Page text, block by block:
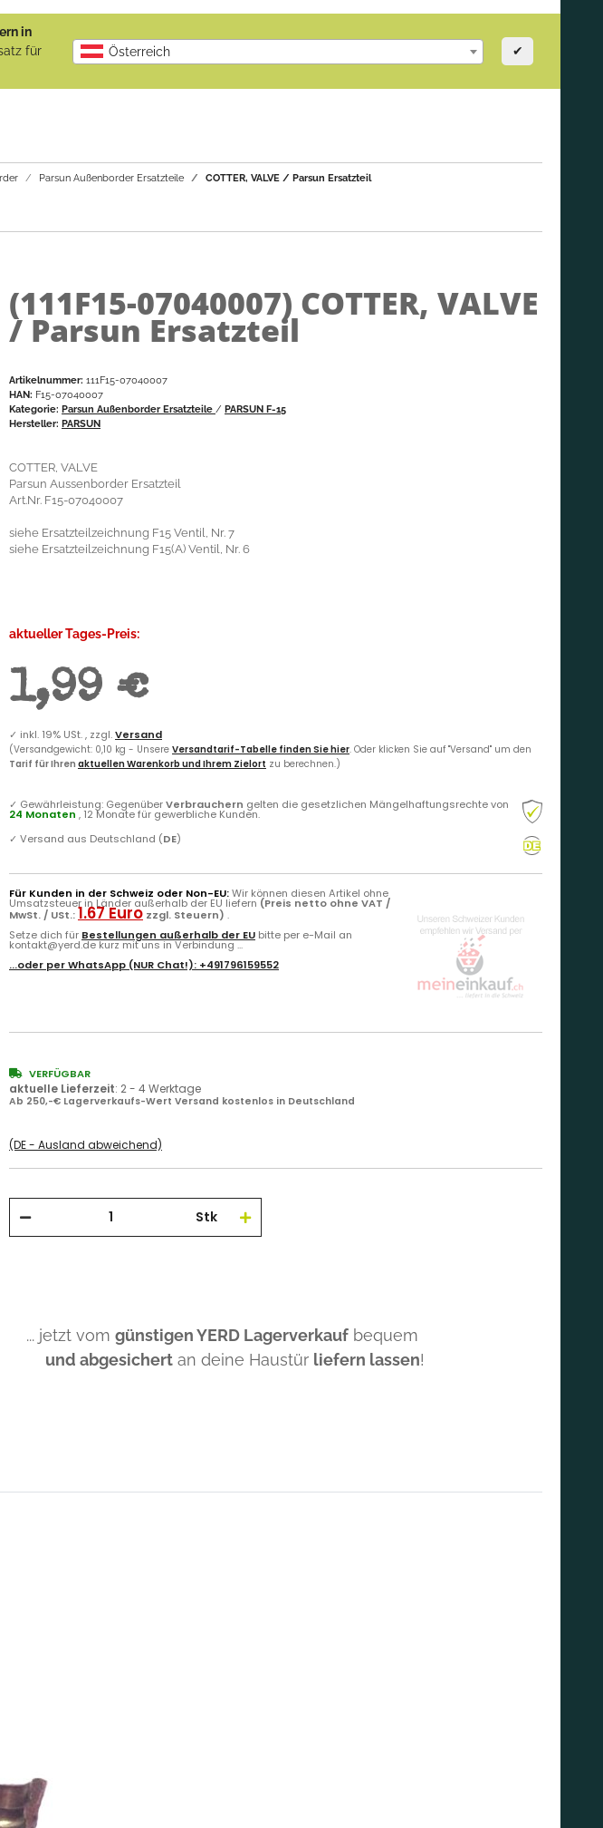
in
für
Österreich ✔
Parsun Außenborder Ersatzteile COTTER, VALVE / Parsun Ersatzteil
(111F15-07040007) COTTER, VALVE
/ Parsun Ersatzteil
Artikelnummer: 111F15-07040007
HAN: F15-07040007
Kategorie: Parsun Außenborder Ersatzteile / PARSUN F-15
Hersteller: PARSUN
COTTER, VALVE
Parsun Aussenborder Ersatzteil
Art.Nr. F15-07040007
siehe Ersatzteilzeichnung F15 Ventil, Nr. 7
siehe Ersatzteilzeichnung F15(A) Ventil, Nr. 6
aktueller Tages-Preis:
1,99 €
✓ inkl. 19% USt. , zzgl.Versand
(Versandgewicht: 0,10 kg - Unsere Versandtarif-Tabelle finden Sie hier. Oder klicken Sie auf "Versand" um den
Tarif für Ihren aktuellen Warenkorb und Ihrem Zielort zu berechnen.)
✓ Gewährleistung: GegenüberVerbrauchern gelten die gesetzlichen Mängelhaftungsrechte von
24 Monaten , 12 Monate für gewerbliche Kunden.
✓ Versand aus Deutschland (DE)
Für Kunden in der Schweiz oder Non-EU:Wir können diesen Artikel ohne
Umsatzsteuer in Länder außerhalb der EU liefern (Preis netto ohne VAT /
MwSt. / USt.:1.67 Euro zzgl. Steuern) .
Setze dich für Bestellungen außerhalb der EU bitte per e-Mail an
kontakt@yerd.de kurz mit uns in Verbindung ...
...oder perWhatsApp (NUR Chat!): +491796159552
VERFÜGBAR
aktuelle Lieferzeit: 2 - 4 Werktage
Ab 250,-€ Lagerverkaufs-Wert Versand kostenlos in Deutschland
(DE - Ausland abweichend)
Stk
... jetzt vom günstigen YERD Lagerverkauf bequem
und abgesichert an deine Haustür liefern lassen!